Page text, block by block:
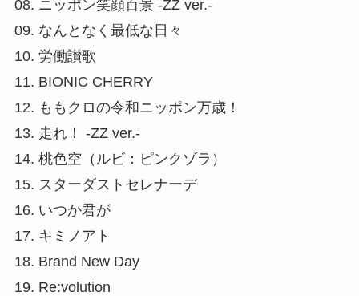
08. ニッポン笑顔百景 -ZZ ver.-
09. なんとなく最低な日々
10. 労働讃歌
11. BIONIC CHERRY
12. ももクロの令和ニッポン万歳！
13. 走れ！ -ZZ ver.-
14. 桃色空（ルビ：ピンクゾラ）
15. スターダストセレナーデ
16. いつか君が
17. キミノアト
18. Brand New Day
19. Re:volution